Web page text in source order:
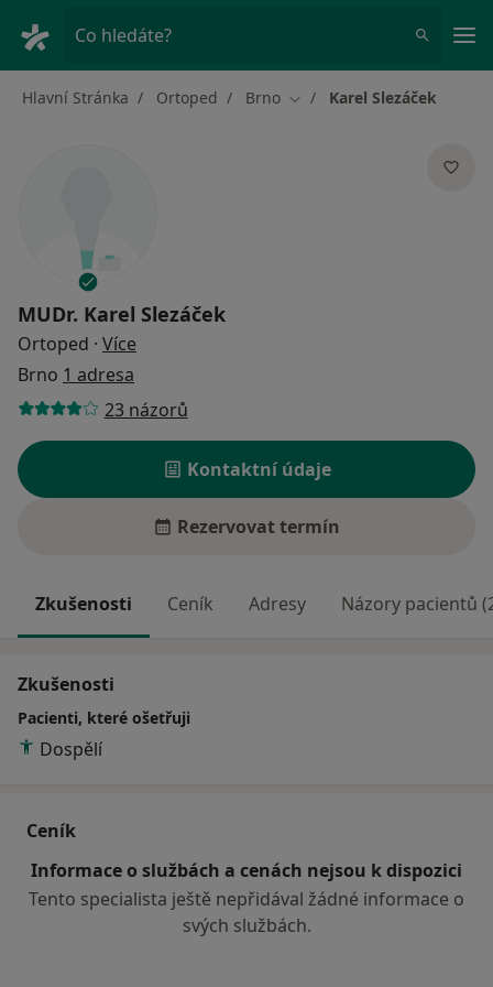
Co hledáte?
Hlavní Stránka Ortoped Brno Změna města
Karel Slezáček
MUDr. Karel Slezáček
Ortoped · Více
Brno 1 adresa
23 názorů
Kontaktní údaje
Rezervovat termín
Zkušenosti Ceník Adresy Názory pacientů
Zkušenosti
Pacienti, které ošetřuji
Dospělí
Ceník
Informace o službách a cenách nejsou k dispozici
Tento specialista ještě nepřidával žádné informace o
svých službách.